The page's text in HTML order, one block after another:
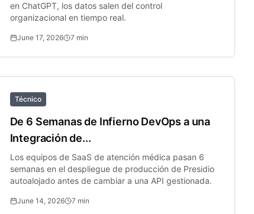
en ChatGPT, los datos salen del control
organizacional en tiempo real.
June 17, 2026 7 min
Técnico
De 6 Semanas de Infierno DevOps a una
Integración de...
Los equipos de SaaS de atención médica pasan 6
semanas en el despliegue de producción de Presidio
autoalojado antes de cambiar a una API gestionada.
June 14, 2026 7 min